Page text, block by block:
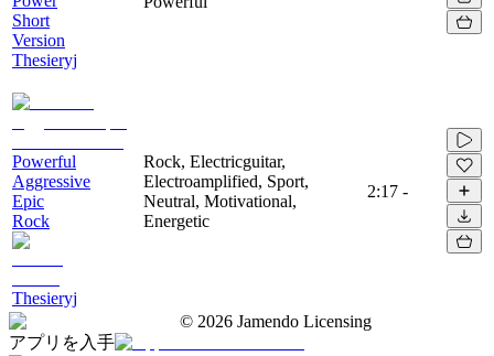
Short
Version
Thesieryj
Powerful
Aggressive
Epic
Rock
Thesieryj
Rock, Electricguitar,
Electroamplified, Sport,
Neutral, Motivational,
Energetic
2:17 -
© 2026 Jamendo Licensing
アプリを入手